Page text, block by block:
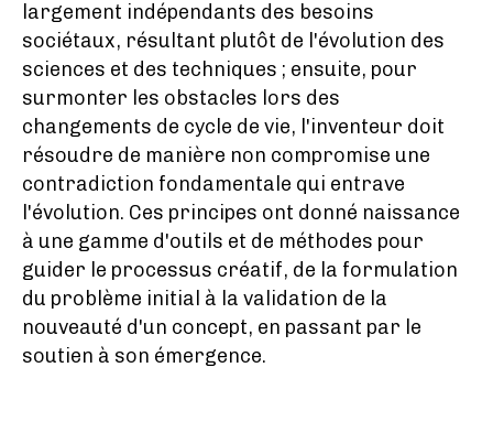
largement indépendants des besoins
sociétaux, résultant plutôt de l'évolution des
sciences et des techniques ; ensuite, pour
surmonter les obstacles lors des
changements de cycle de vie, l'inventeur doit
résoudre de manière non compromise une
contradiction fondamentale qui entrave
l'évolution. Ces principes ont donné naissance
à une gamme d'outils et de méthodes pour
guider le processus créatif, de la formulation
du problème initial à la validation de la
nouveauté d'un concept, en passant par le
soutien à son émergence.